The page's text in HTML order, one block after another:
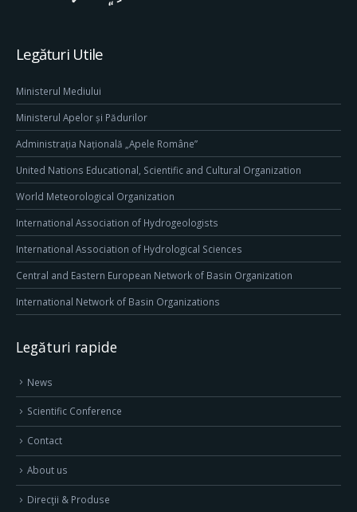
Legături Utile
Ministerul Mediului
Ministerul Apelor și Pădurilor
Administrația Națională „Apele Române”
United Nations Educational, Scientific and Cultural Organization
World Meteorological Organization
International Association of Hydrogeologists
International Association of Hydrological Sciences
Central and Eastern European Network of Basin Organization
International Network of Basin Organizations
Legături rapide
News
Scientific Conference
Contact
About us
Direcţii & Produse